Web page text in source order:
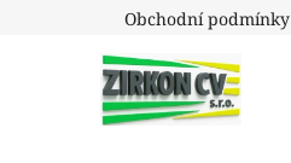
Obchodní podmínky